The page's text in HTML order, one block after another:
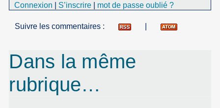
Connexion S’inscrire mot de passe oublié ?
Suivre les commentaires :
Dans la même
rubrique…